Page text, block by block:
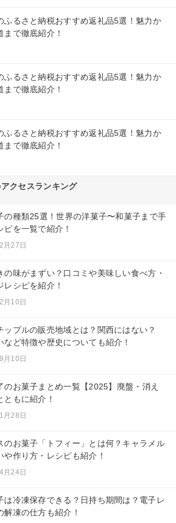
ふるさと納税おすすめ返礼品5選！魅力か
まで徹底紹介！
ふるさと納税おすすめ返礼品5選！魅力か
まで徹底紹介！
ふるさと納税おすすめ返礼品5選！魅力か
まで徹底紹介！
クセスランキング
の種類25選！世界の洋菓子〜和菓子まで手
ピを一覧で紹介！
月27日
の味がまずい？口コミや美味しい食べ方・
レシピを紹介！
月10日
ップルの販売地域とは？関西にはない？
など特徴や歴史についても紹介！
月10日
のお菓子まとめ一覧【2025】廃盤・消え
ともに紹介！
月28日
のお菓子「トフィー」とは何？キャラメル
や作り方・レシピも紹介！
月24日
は冷凍保存できる？日持ち期間は？電子レ
解凍の仕方も紹介！